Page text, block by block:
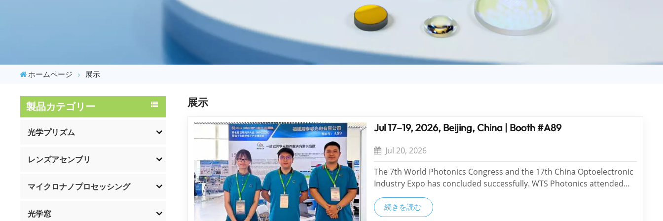
中文
ホームページ 展示
製品カテゴリー
光学プリズム
レンズアセンブリ
マイクロナノプロセッシング
光学窓
展示
Jul 17–19, 2026, Beijing, China | Booth #A89
Jul 20, 2026
The 7th World Photonics Congress and the 17th China Optoelectronic
Industry Expo has concluded successfully. WTS Photonics attended
the exhibition at Booth A89, with a focus on technical communication
and collaborative development across the optoelectronic industry.
続きを読む